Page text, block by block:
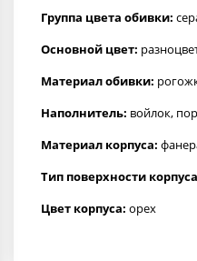
Группа цвета обивки:
Основной цвет:
Материал обивки:
Наполнитель: войлок,
Материал корпуса:
Тип поверхности
Цвет корпуса: орех